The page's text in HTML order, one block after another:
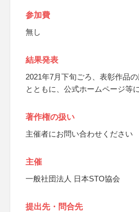
参加費
無し
結果発表
2021年7月下旬ごろ、表彰作品
とともに、公式ホームページ等
著作権の扱い
主催者にお問い合わせください
主催
一般社団法人 日本STO協会
提出先・問合先